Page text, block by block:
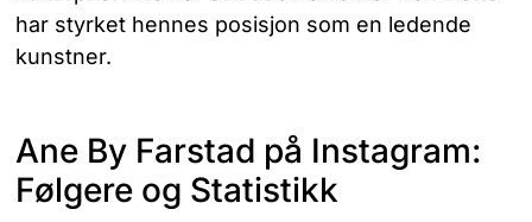
har styrket hennes posisjon som en ledende
kunstner.
Ane By Farstad på Instagram:
Følgere og Statistikk